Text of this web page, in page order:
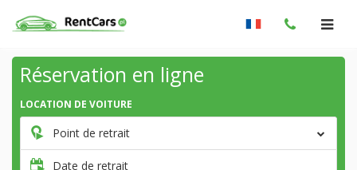
Réservation en ligne
LOCATION DE VOITURE
Point de retrait
Date de retrait